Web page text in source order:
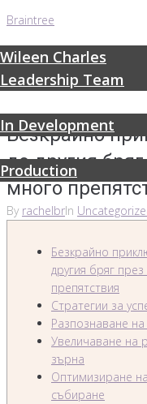
Braintree
Wileen Charles
Leadership Team
In Development
Production
Безкрайно
до другия
много
By rachelbrIn
Безкрайно
другия бряг
препятствия
Стратегии за
Разпознаване
Увеличаване на
зърна
Оптимизиране
събиране